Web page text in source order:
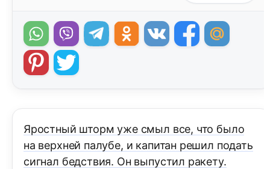
Яростный шторм уже смыл все, что было
на верхней палубе, и капитан решил подать
сигнал бедствия. Он выпустил ракету.